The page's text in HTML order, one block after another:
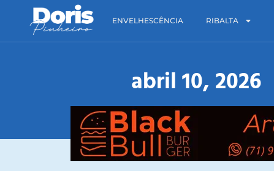
ENVELHESCÊNCIA RIBALTA
abril 10, 2026